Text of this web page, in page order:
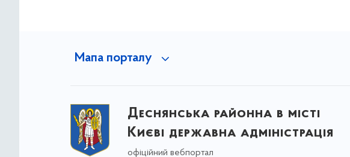
Мапа порталу
Деснянська районна в місті
Києві державна адміністрація
офіційний вебпортал